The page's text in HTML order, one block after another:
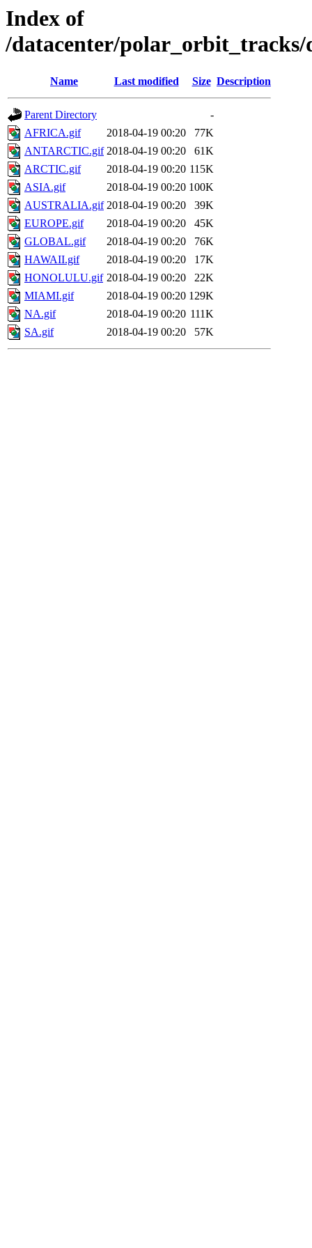
Index of
/datacenter/polar_orbit_tracks/
Name Last modified Size Description
Parent Directory
-
AFRICA.gif
2018-04-19 00:20
77K
ANTARCTIC.gif 2018-04-19 00:20
61K
ARCTIC.gif
2018-04-19 00:20 115K
ASIA.gif
2018-04-19 00:20 100K
AUSTRALIA.gif 2018-04-19 00:20
39K
EUROPE.gif
2018-04-19 00:20
45K
GLOBAL.gif
2018-04-19 00:20
76K
HAWAII.gif
2018-04-19 00:20
17K
HONOLULU.gif 2018-04-19 00:20
22K
MIAMI.gif
2018-04-19 00:20 129K
NA.gif
2018-04-19 00:20 111K
SA.gif
2018-04-19 00:20 57K